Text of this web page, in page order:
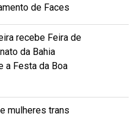
de Faces
recebe Feira de
da Bahia
a Festa da Boa
mulheres trans